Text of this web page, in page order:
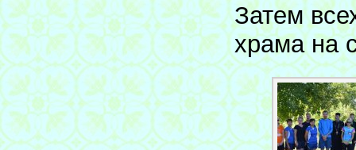
Затем
храма на